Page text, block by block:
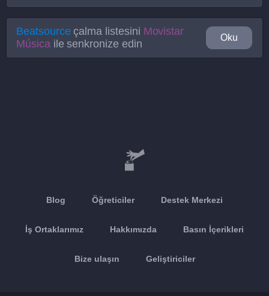
Beatsourceçalma listesini Movistar
Músicaile senkronize edin
Oku
Blog Öğreticiler Destek Merkezi
İş Ortaklarımız Hakkımızda Basın İçerikleri
Bize ulaşın Geliştiriciler